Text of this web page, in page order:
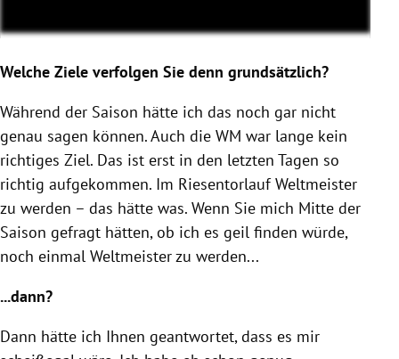
Welche Ziele verfolgen Sie denn grundsätzlich?
Während der Saison hätte ich das noch gar nicht
genau sagen können. Auch die WM war lange kein
richtiges Ziel. Das ist erst in den letzten Tagen so
richtig aufgekommen. Im Riesentorlauf Weltmeister
zu werden – das hätte was. Wenn Sie mich Mitte der
Saison gefragt hätten, ob ich es geil finden würde,
noch einmal Weltmeister zu werden...
...dann?
Dann hätte ich Ihnen geantwortet, dass es mir